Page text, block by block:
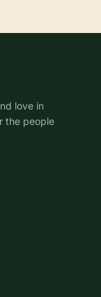
love in
the people